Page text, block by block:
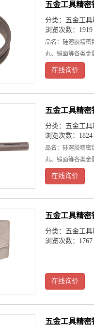
五金工具精密
分类： 五金工
浏览次数：1919
品名：硅溶胶精密
丸、镜面等各类金
在线询价
五金工具精密
分类： 五金工
浏览次数：1824
品名：硅溶胶精密
丸、镜面等各类金
在线询价
五金工具精密
分类： 五金工
浏览次数：1767
在线询价
五金工具精密